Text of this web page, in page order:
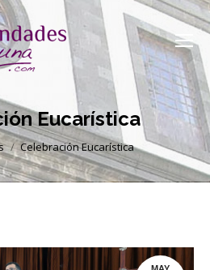
Eucarística
Celebración Eucarística
MAY